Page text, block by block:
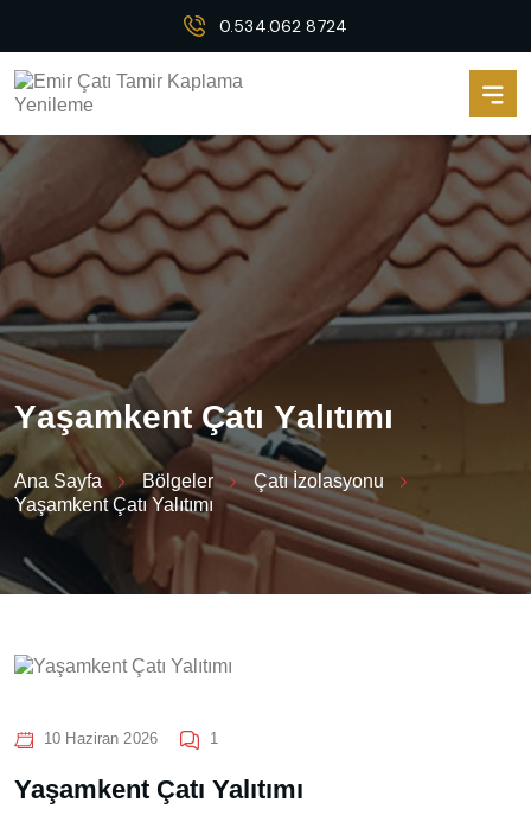
0.534.062 8724
Yaşamkent Çatı Yalıtımı
Ana Sayfa Bölgeler
Çatı İzolasyonu
Yaşamkent Çatı Yalıtımı
10 Haziran 2026 1
Yaşamkent Çatı Yalıtımı